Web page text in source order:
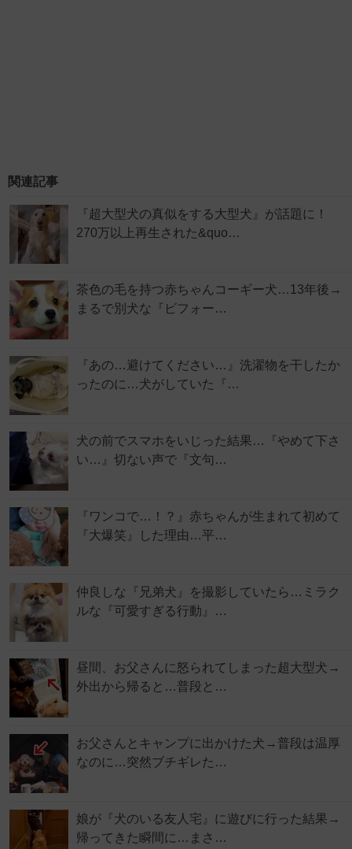
関連記事
『超大型犬の真似をする大型犬』が話題に！
270万以上再生された&quo…
茶色の毛を持つ赤ちゃんコーギー犬…13年後→
まるで別犬な『ビフォー…
『あの…避けてください…』洗濯物を干したか
ったのに…犬がしていた『…
犬の前でスマホをいじった結果…『やめて下さ
い…』切ない声で『文句…
『ワンコで…！？』赤ちゃんが生まれて初めて
『大爆笑』した理由…平…
仲良しな『兄弟犬』を撮影していたら…ミラク
ルな『可愛すぎる行動』…
昼間、お父さんに怒られてしまった超大型犬→
外出から帰ると…普段と…
お父さんとキャンプに出かけた犬→普段は温厚
なのに…突然ブチギレた…
娘が『犬のいる友人宅』に遊びに行った結果→
帰ってきた瞬間に…まさ…